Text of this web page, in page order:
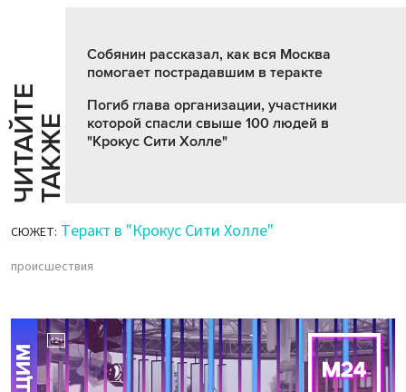
Ч
И
Т
АЙ
Т
Е
Т
А
К
ЖЕ
Собянин рассказал, как вся Москва
помогает пострадавшим в теракте
Погиб глава организации, участники
которой спасли свыше 100 людей в
"Крокус Сити Холле"
СЮЖЕТ: Теракт в "Крокус Сити Холле"
происшествия